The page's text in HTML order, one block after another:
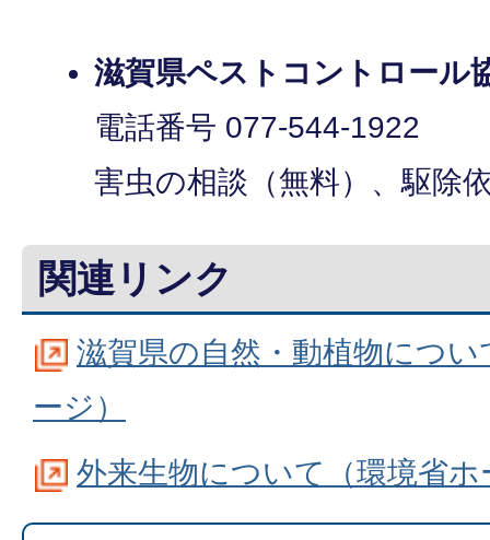
滋賀県ペストコントロー
電話番号 077-544-1922
害虫の相談（無料）、駆除
関連リンク
滋賀県の自然・動植物につ
ージ）
外来生物について（環境省